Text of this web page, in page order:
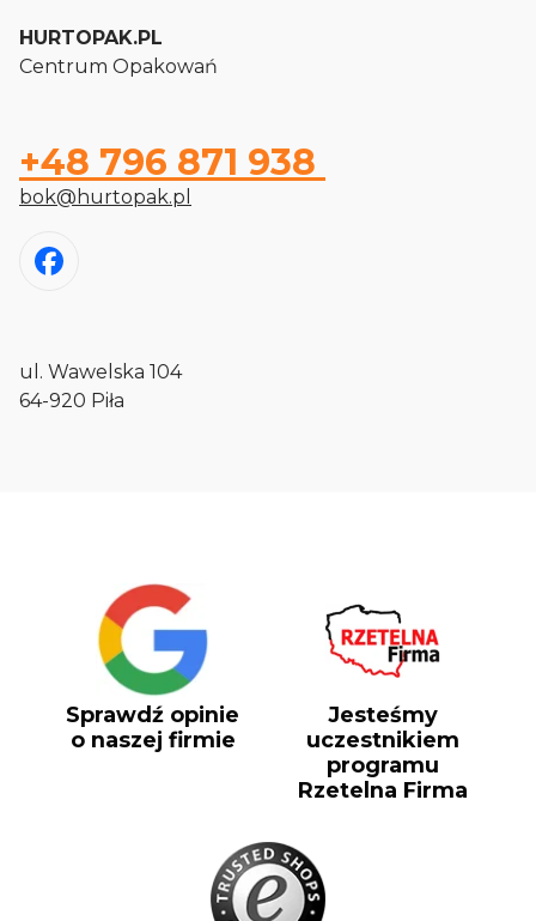
HURTOPAK.PL
Centrum Opakowań
+48 796 871 938
bok@hurtopak.pl
ul. Wawelska 104
64-920 Piła
Sprawdź opinie
o naszej firmie
Jesteśmy
uczestnikiem
programu
Rzetelna Firma